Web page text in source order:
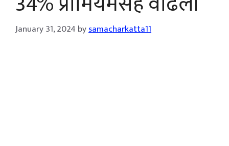
January 31, 2024 bysamacharkatta11